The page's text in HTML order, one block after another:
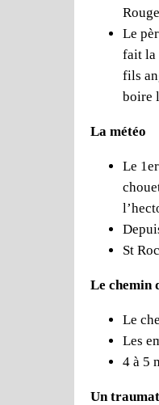
Rouge
Le
fait la
fils
boire
La météo
Le
St
Le chemin
Le
Les
4 à 5
Un